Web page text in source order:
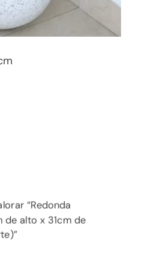
“Redonda
de alto x 31cm de